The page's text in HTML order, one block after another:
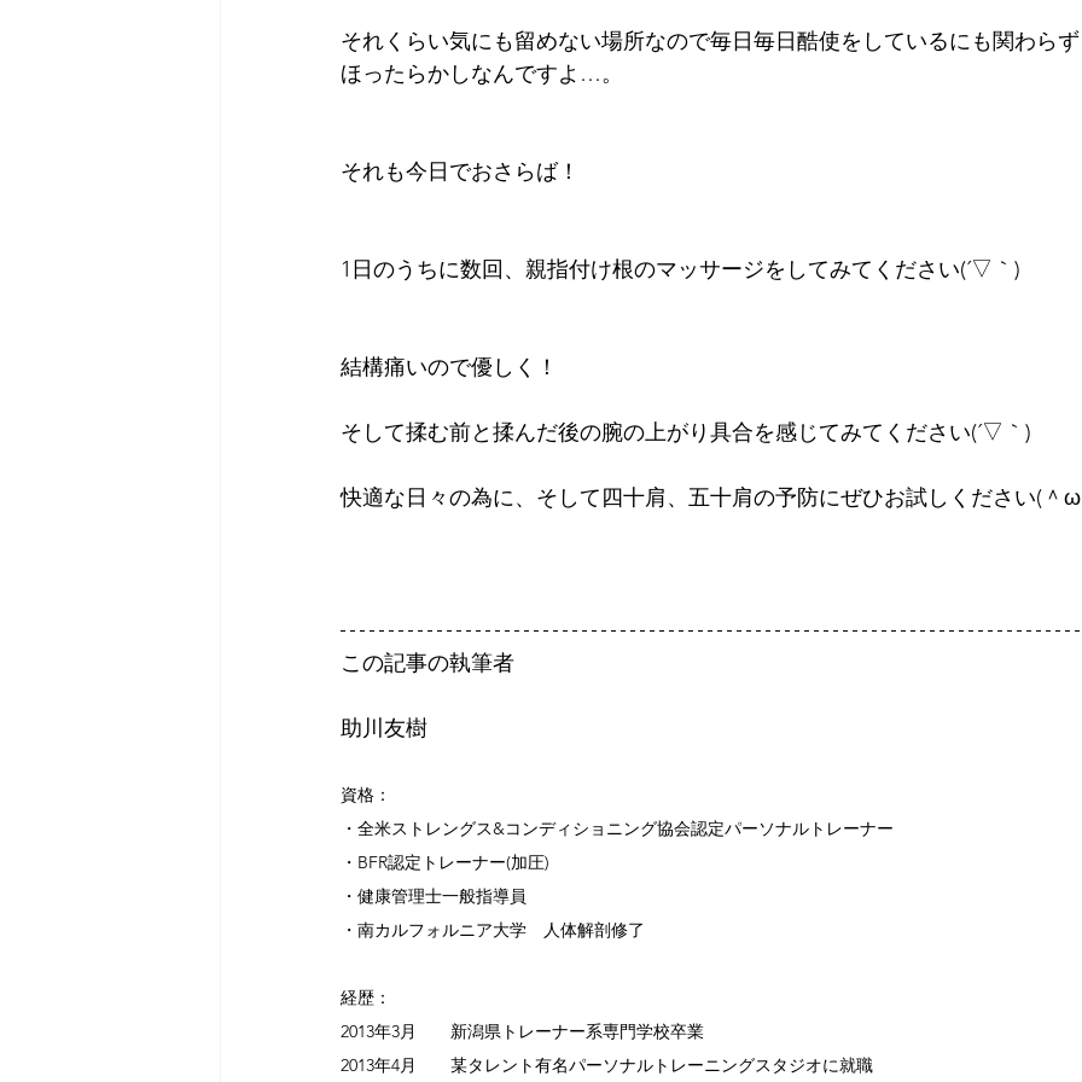
それくらい気にも留めない場所なので毎日毎日酷使をしているにも関わらず
ほったらかしなんですよ…。
それも今日でおさらば！
1日のうちに数回、親指付け根のマッサージをしてみてください(´▽｀)
結構痛いので優しく！
そして揉む前と揉んだ後の腕の上がり具合を感じてみてください(´▽｀)
快適な日々の為に、そして四十肩、五十肩の予防にぜひお試しください(＾
この記事の執筆者
助川友樹
資格：
​・全米ストレングス&コンディショニング協会認定パーソナルトレーナー
・BFR認定トレーナー(加圧)
・健康管理士一般指導員
・南カルフォルニア大学　人体解剖修了
経歴：​
2013年3月　　新潟県トレーナー系専門学校卒業
2013年4月　　某タレント有名パーソナルトレーニングスタジオに就職